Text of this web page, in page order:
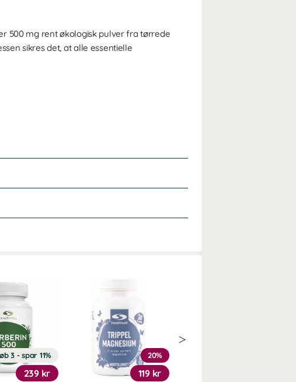
500 mg rent økologisk pulver fra tørrede
sikres det, at alle essentielle
3 - spar 11%
239 kr
20%
119 kr